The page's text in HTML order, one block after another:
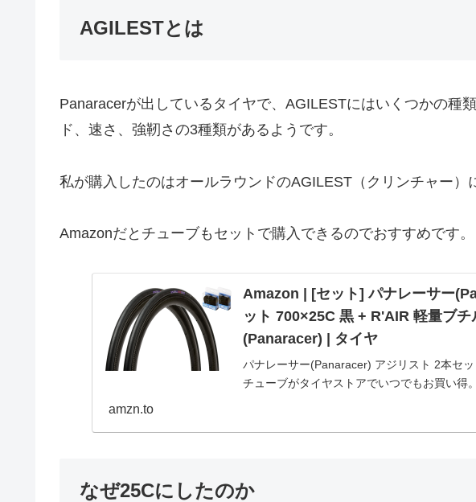
AGILESTとは
Panaracerが出しているタイヤで、AGILESTにはいくつかの種
ド、速さ、強靭さの3種類があるようです。
私が購入したのはオールラウンドのAGILEST（クリンチャー）
Amazonだとチューブもセットで購入できるのでおすすめです。
Amazon | [セット] パナレーサー
ット 700×25C 黒 + R'AIR 軽量ブ
(Panaracer) | タイヤ
パナレーサー(Panaracer) アジリスト 2本セ
チューブがタイヤストアでいつでもお買い得
amzn.to
なぜ25Cにしたのか